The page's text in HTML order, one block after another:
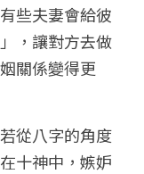
些夫妻會給彼
，讓對方去做
關係變得更
從八字的角度
十神中，嫉妒